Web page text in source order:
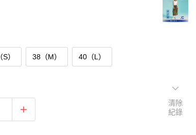
） 38（M） 40（L）
清除
紀錄